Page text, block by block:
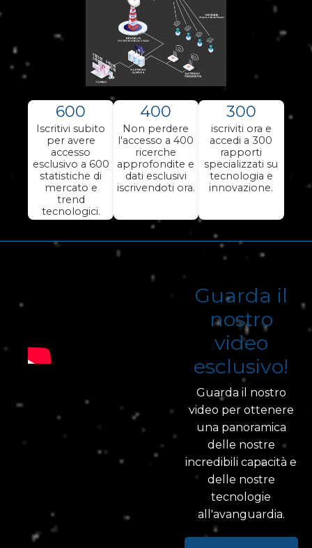
600
Iscritivi subito
per avere
accesso
esclusivo a 600
statistiche di
mercato e
trend
tecnologici.
400
Non perdere
l'accesso a 400
ricerche
approfondite e
dati esclusivi
iscrivendoti ora.
300
iscriviti ora e
accedi a 300
rapporti
specializzati su
tecnologia e
innovazione.
Guarda il
nostro
video
esclusivo!
Guarda il nostro
video per ottenere
una panoramica
delle nostre
incredibili capacità e
delle nostre
tecnologie
all'avanguardia.